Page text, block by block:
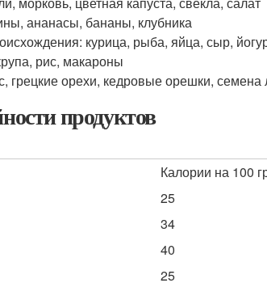
ананасы, бананы, клубника
курица, рыба, яйца, сыр,
рис, макароны
грецкие орехи, кедровые орешки, семена
продуктов
Калории на 100
25
34
40
25